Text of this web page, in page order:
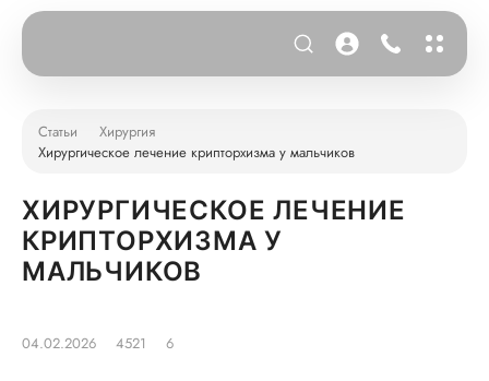
Статьи
Хирургия
Хирургическое лечение крипторхизма у мальчиков
ХИРУРГИЧЕСКОЕ ЛЕЧЕНИЕ
КРИПТОРХИЗМА У
МАЛЬЧИКОВ
04.02.2026 4521 6